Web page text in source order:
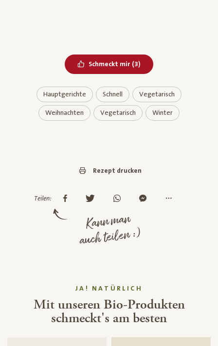
Schmeckt mir Bereits geliked
(3)
Hauptgerichte Schnell Vegetarisch
Weihnachten Vegetarisch Winter
Rezept drucken
Teilen:
Kann man
auch teilen :)
JA! NATÜRLICH
Mit unseren Bio-Produkten
schmeckt's am besten